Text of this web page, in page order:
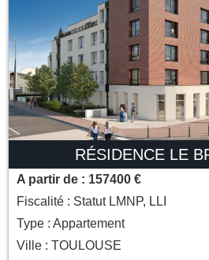
RÉSIDENCE LE
A partir de : 157400 €
Fiscalité : Statut LMNP, LLI
Type : Appartement
Ville : TOULOUSE